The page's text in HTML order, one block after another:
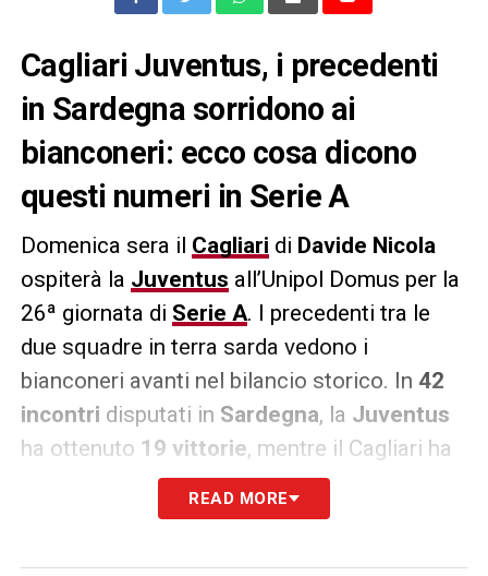
Cagliari Juventus, i precedenti
in Sardegna sorridono ai
bianconeri: ecco cosa dicono
questi numeri in Serie A
Domenica sera il Cagliari di Davide Nicola
ospiterà la Juventus all’Unipol Domus per la
26ª giornata di Serie A. I precedenti tra le
due squadre in terra sarda vedono i
bianconeri avanti nel bilancio storico. In 42
incontri disputati in Sardegna, la Juventus
ha ottenuto 19 vittorie, mentre il Cagliari ha
trionfato in 10 occasioni. Sono invece 13 i
pareggi tra le due formazioni. L’ultimo
READ MORE